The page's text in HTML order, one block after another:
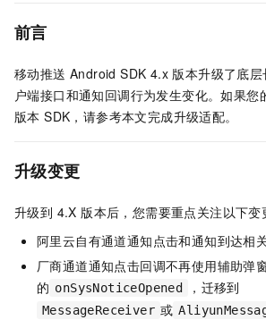
前言
移动推送 Android SDK 4.x 版本升级了底层
户端接口和通知回调行为发生变化。如果
版本 SDK，请参考本文完成升级适配。
升级变更
升级到 4.X 版本后，您需要重点关注以下变
阿里云自有通道通知点击和通知到达相
厂商通道通知点击回调不再使用辅助弹
的 onSysNoticeOpened ，迁移到
MessageReceiver 或